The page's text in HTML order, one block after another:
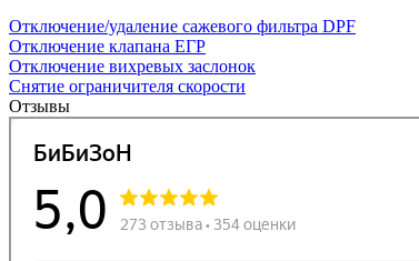
Отключение/удаление сажевого фильтра DPF
Отключение клапана ЕГР
Отключение вихревых заслонок
Снятие ограничителя скорости
Отзывы